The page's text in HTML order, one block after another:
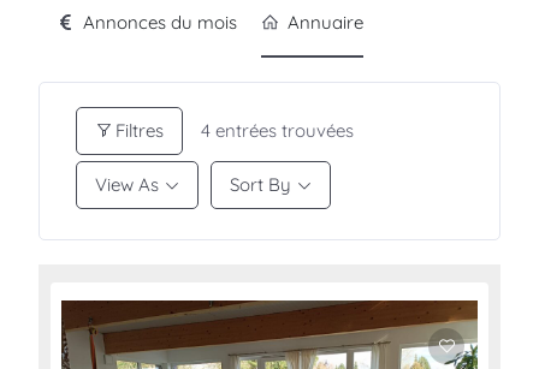
Annonces du mois Annuaire
Filtres 4 entrées trouvées
View As Sort By